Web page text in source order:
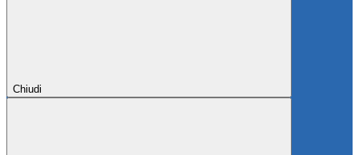
Chiudi